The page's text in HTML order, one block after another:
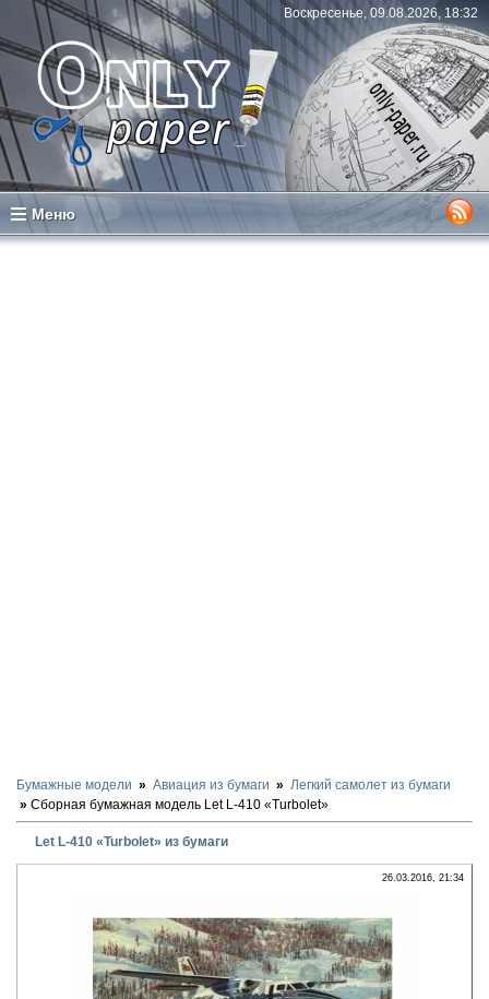
Воскресенье, 09.08.2026, 18:32
Меню
Бумажные модели Авиация из бумаги
Легкий самолет из бумаги
Сборная бумажная модель Let L-410 «Turbolet»
Let L-410 «Turbolet» из бумаги
26.03.2016, 21:34